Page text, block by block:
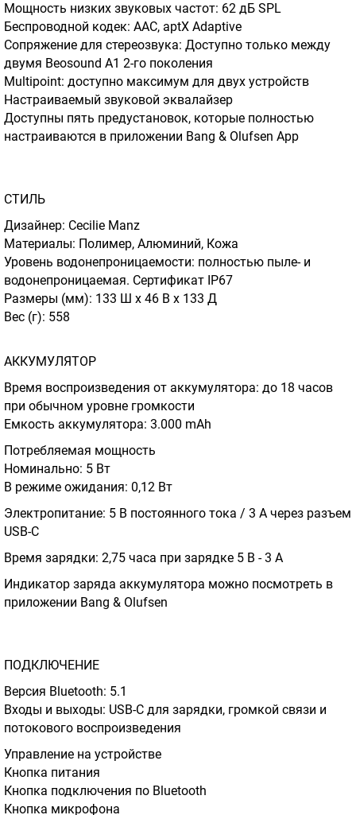
Мощность низких звуковых частот: 62 дБ SPL
Беспроводной кодек: AAC, aptX Adaptive
Сопряжение для стереозвука: Доступно только между
двумя Beosound A1 2-го поколения
Multipoint: доступно максимум для двух устройств
Настраиваемый звуковой эквалайзер
Доступны пять предустановок, которые полностью
настраиваются в приложении Bang & Olufsen App
СТИЛЬ
Дизайнер: Cecilie Manz
Материалы: Полимер, Алюминий, Кожа
Уровень водонепроницаемости: полностью пыле- и
водонепроницаемая. Сертификат IP67
Размеры (мм): 133 Ш x 46 В x 133 Д
Вес (г): 558
АККУМУЛЯТОР
Время воспроизведения от аккумулятора: до 18 часов
при обычном уровне громкости
Емкость аккумулятора: 3.000 mAh
Потребляемая мощность
Номинально: 5 Вт
В режиме ожидания: 0,12 Вт
Электропитание: 5 В постоянного тока / 3 А через разъем
USB-C
Время зарядки: 2,75 часа при зарядке 5 В - 3 А
Индикатор заряда аккумулятора можно посмотреть в
приложении Bang & Olufsen
ПОДКЛЮЧЕНИЕ
Версия Bluetooth: 5.1
Входы и выходы: USB-C для зарядки, громкой связи и
потокового воспроизведения
Управление на устройстве
Кнопка питания
Кнопка подключения по Bluetooth
Кнопка микрофона